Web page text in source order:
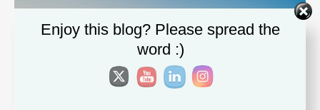
Enjoy this blog? Please spread the
word :)